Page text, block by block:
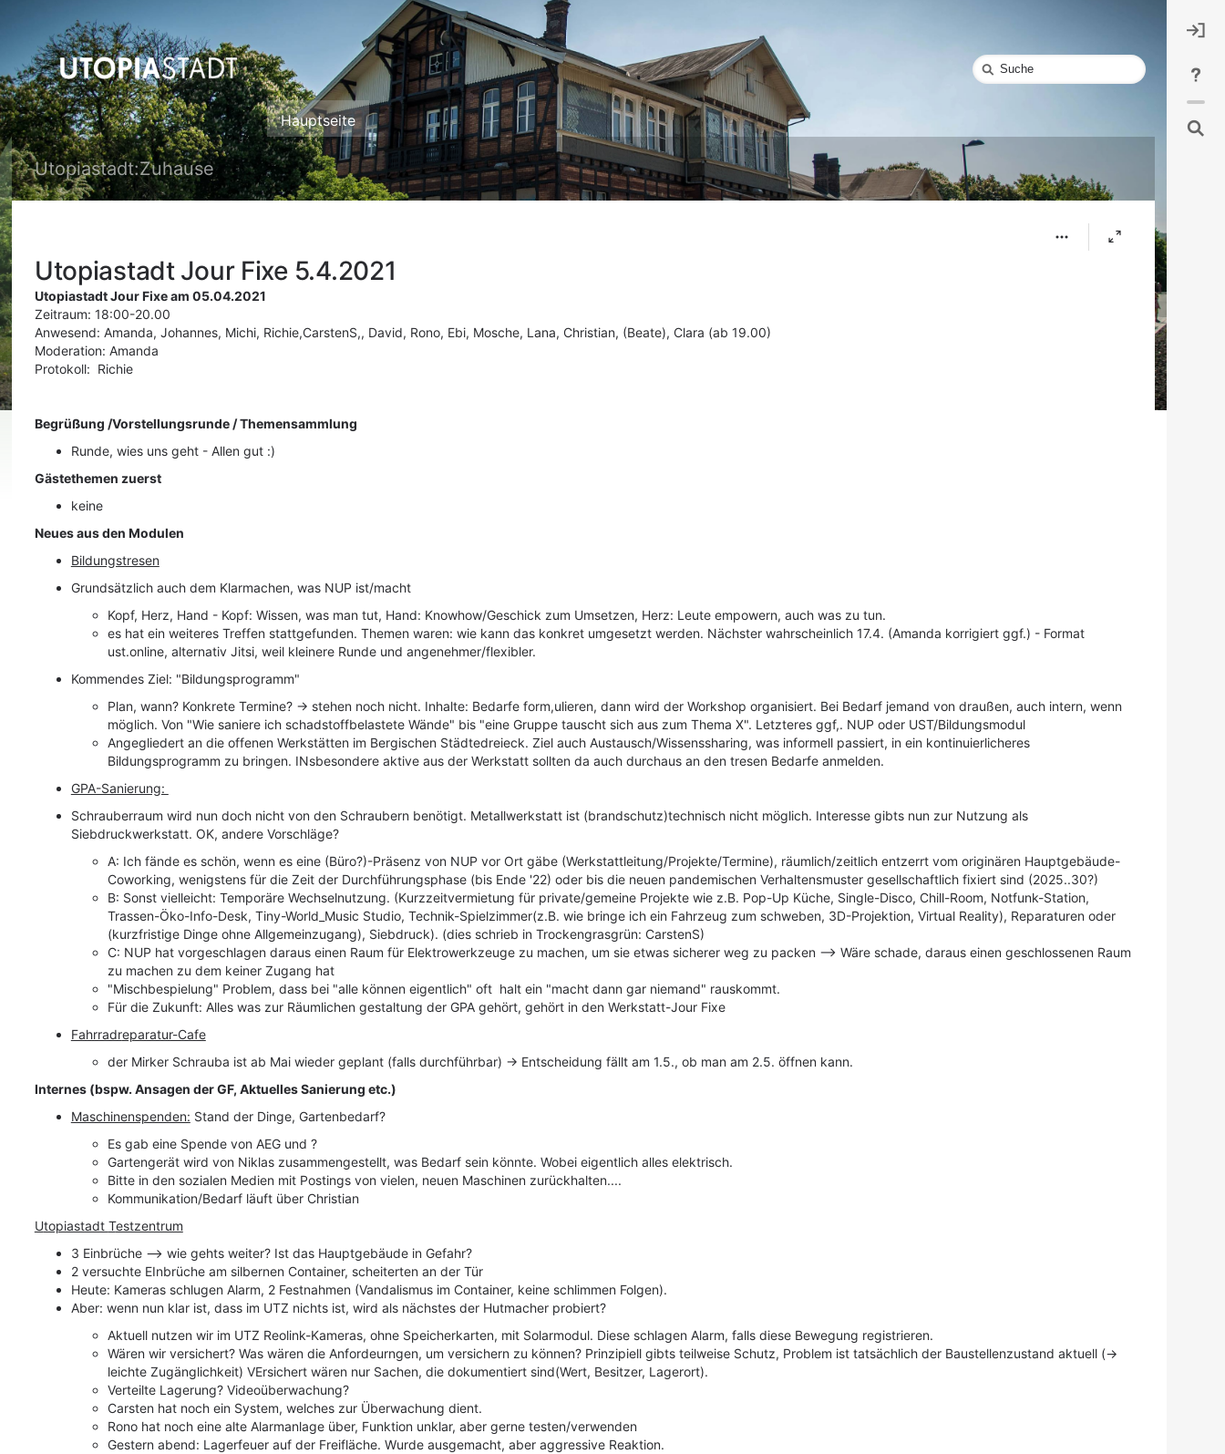
Hauptinhalt
springen
assistive.skiplink.to.breadcrumbs
assistive.skiplink.to.header.menu
assistive.skiplink.to.action.menu
assistive.skiplink.to.quick.search
Hauptseite
Schnellsuche
Utopiastadt:Zuhause
Utopiastadt Jour Fixe 5.4.2021
Utopiastadt Jour Fixe am 05.04.2021
Zeitraum: 18:00-20.00
Anwesend: Amanda, Johannes, Michi, Richie,CarstenS,, David, Rono, Ebi, Mosche, Lana, Christian, (Beate), Clara (ab 19.00)
Moderation: Amanda
Protokoll: Richie
Begrüßung /Vorstellungsrunde / Themensammlung
Runde, wies uns geht - Allen gut :)
Gästethemen zuerst
keine
Neues aus den Modulen
Bildungstresen
Grundsätzlich auch dem Klarmachen, was NUP ist/macht
Kopf, Herz, Hand - Kopf: Wissen, was man tut, Hand: Knowhow/Geschick zum Umsetzen, Herz: Leute empowern, auch was zu tun.
es hat ein weiteres Treffen stattgefunden. Themen waren: wie kann das konkret umgesetzt werden. Nächster wahrscheinlich 17.4. (Amanda korrigiert ggf.) - Format
ust.online, alternativ Jitsi, weil kleinere Runde und angenehmer/flexibler.
Kommendes Ziel: "Bildungsprogramm"
Plan, wann? Konkrete Termine? -> stehen noch nicht. Inhalte: Bedarfe form,ulieren, dann wird der Workshop organisiert. Bei Bedarf jemand von draußen, auch intern, wenn
möglich. Von "Wie saniere ich schadstoffbelastete Wände" bis "eine Gruppe tauscht sich aus zum Thema X". Letzteres ggf,. NUP oder UST/Bildungsmodul
Angegliedert an die offenen Werkstätten im Bergischen Städtedreieck. Ziel auch Austausch/Wissenssharing, was informell passiert, in ein kontinuierlicheres
Bildungsprogramm zu bringen. INsbesondere aktive aus der Werkstatt sollten da auch durchaus an den tresen Bedarfe anmelden.
GPA-Sanierung:
Schrauberraum wird nun doch nicht von den Schraubern benötigt. Metallwerkstatt ist (brandschutz)technisch nicht möglich. Interesse gibts nun zur Nutzung als
Siebdruckwerkstatt. OK, andere Vorschläge?
A: Ich fände es schön, wenn es eine (Büro?)-Präsenz von NUP vor Ort gäbe (Werkstattleitung/Projekte/Termine), räumlich/zeitlich entzerrt vom originären Hauptgebäude-
Coworking, wenigstens für die Zeit der Durchführungsphase (bis Ende '22) oder bis die neuen pandemischen Verhaltensmuster gesellschaftlich fixiert sind (2025..30?)
B: Sonst vielleicht: Temporäre Wechselnutzung. (Kurzzeitvermietung für private/gemeine Projekte wie z.B. Pop-Up Küche, Single-Disco, Chill-Room, Notfunk-Station,
Trassen-Öko-Info-Desk, Tiny-World_Music Studio, Technik-Spielzimmer(z.B. wie bringe ich ein Fahrzeug zum schweben, 3D-Projektion, Virtual Reality), Reparaturen oder
(kurzfristige Dinge ohne Allgemeinzugang), Siebdruck). (dies schrieb in Trockengrasgrün: CarstenS)
C: NUP hat vorgeschlagen daraus einen Raum für Elektrowerkzeuge zu machen, um sie etwas sicherer weg zu packen --> Wäre schade, daraus einen geschlossenen Raum
zu machen zu dem keiner Zugang hat
"Mischbespielung" Problem, dass bei "alle können eigentlich" oft halt ein "macht dann gar niemand" rauskommt.
Für die Zukunft: Alles was zur Räumlichen gestaltung der GPA gehört, gehört in den Werkstatt-Jour Fixe
Fahrradreparatur-Cafe
der Mirker Schrauba ist ab Mai wieder geplant (falls durchführbar) -> Entscheidung fällt am 1.5., ob man am 2.5. öffnen kann.
Internes (bspw. Ansagen der GF, Aktuelles Sanierung etc.)
Maschinenspenden: Stand der Dinge, Gartenbedarf?
Es gab eine Spende von AEG und ?
Gartengerät wird von Niklas zusammengestellt, was Bedarf sein könnte. Wobei eigentlich alles elektrisch.
Bitte in den sozialen Medien mit Postings von vielen, neuen Maschinen zurückhalten....
Kommunikation/Bedarf läuft über Christian
Utopiastadt Testzentrum
3 Einbrüche --> wie gehts weiter? Ist das Hauptgebäude in Gefahr?
2 versuchte EInbrüche am silbernen Container, scheiterten an der Tür
Heute: Kameras schlugen Alarm, 2 Festnahmen (Vandalismus im Container, keine schlimmen Folgen).
Aber: wenn nun klar ist, dass im UTZ nichts ist, wird als nächstes der Hutmacher probiert?
Aktuell nutzen wir im UTZ Reolink-Kameras, ohne Speicherkarten, mit Solarmodul. Diese schlagen Alarm, falls diese Bewegung registrieren.
Wären wir versichert? Was wären die Anfordeurngen, um versichern zu können? Prinzipiell gibts teilweise Schutz, Problem ist tatsächlich der Baustellenzustand aktuell (->
leichte Zugänglichkeit) VErsichert wären nur Sachen, die dokumentiert sind(Wert, Besitzer, Lagerort).
Verteilte Lagerung? Videoüberwachung?
Carsten hat noch ein System, welches zur Überwachung dient.
Rono hat noch eine alte Alarmanlage über, Funktion unklar, aber gerne testen/verwenden
Gestern abend: Lagerfeuer auf der Freifläche. Wurde ausgemacht, aber aggressive Reaktion.